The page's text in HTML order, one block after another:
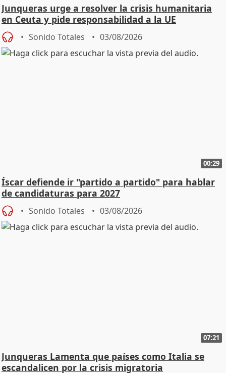
Junqueras urge a resolver la crisis humanitaria
en Ceuta y pide responsabilidad a la UE
Sonido Totales 03/08/2026
00:29
Íscar defiende ir "partido a partido" para hablar
de candidaturas para 2027
Sonido Totales 03/08/2026
07:21
Junqueras Lamenta que países como Italia se
escandalicen por la crisis migratoria